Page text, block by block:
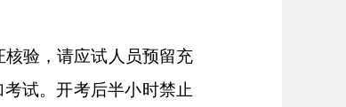
验，请应试人员预留充
试。开考后半小时禁止